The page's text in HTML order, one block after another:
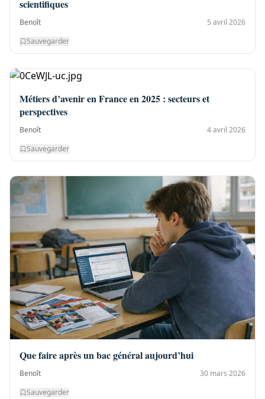
scientifiques
Benoît
5 avril 2026
Sauvegarder
Métiers d’avenir en France en 2025 : secteurs et
perspectives
Benoît
4 avril 2026
Sauvegarder
Que faire après un bac général aujourd’hui
Benoît
30 mars 2026
Sauvegarder